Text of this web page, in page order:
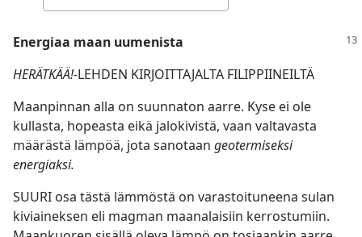
Energiaa maan uumenista
HERÄTKÄÄ!-LEHDEN KIRJOITTAJALTA FILIPPIINEILTÄ
Maanpinnan alla on suunnaton aarre. Kyse ei ole
kullasta, hopeasta eikä jalokivistä, vaan valtavasta
määrästä lämpöä, jota sanotaan geotermiseksi
energiaksi.
SUURI osa tästä lämmöstä on varastoituneena sulan
kiviaineksen eli magman maanalaisiin kerrostumiin.